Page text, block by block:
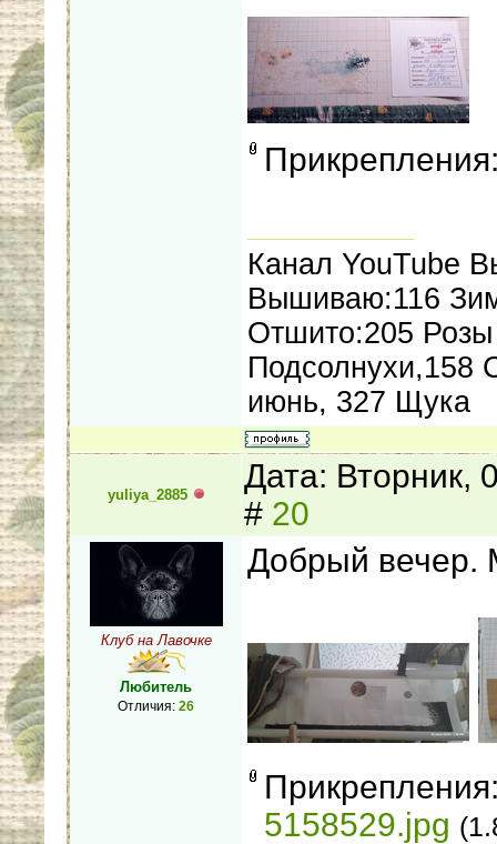
Канал YouTube
Вышиваю:116
Отшито:205
Подсолнухи,158
июнь, 327 Щука
yuliya_2885
Дата: Вторник,
# 20
Клуб на Лавочке
Любитель
Отличия: 26
Добрый вечер.
5158529.jpg